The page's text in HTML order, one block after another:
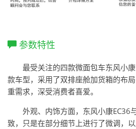
参数特性
最受关注的四款微面包车东风小
款车型，采用了双排座舱加货箱的布
重需求，深受消费者喜爱。
外观、内饰方面，东风小康EC36
致，只是在部分细节上进行了微调，